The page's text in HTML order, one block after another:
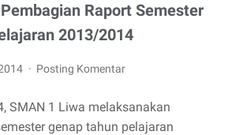
Raport Semester
2013/2014
Posting Komentar
SMAN 1 Liwa melaksanakan
genap tahun pelajaran